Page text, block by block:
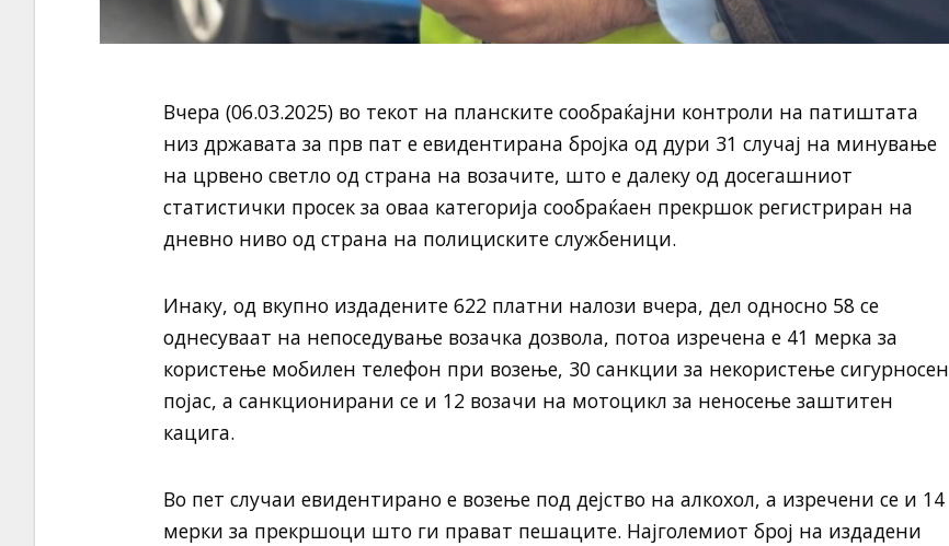
Вчера (06.03.2025) во текот на планските сообраќајни контроли на патиштата
низ државата за прв пат е евидентирана бројка од дури 31 случај на минување
на црвено светло од страна на возачите, што е далеку од досегашниот
статистички просек за оваа категорија сообраќаен прекршок регистриран на
дневно ниво од страна на полициските службеници.
Инаку, од вкупно издадените 622 платни налози вчера, дел односно 58 се
однесуваат на непоседување возачка дозвола, потоа изречена е 41 мерка за
користење мобилен телефон при возење, 30 санкции за некористење сигурносен
појас, а санкционирани се и 12 возачи на мотоцикл за неносење заштитен
кацига.
Во пет случаи евидентирано е возење под дејство на алкохол, а изречени се и 14
мерки за прекршоци што ги прават пешаците. Најголемиот број на издадени